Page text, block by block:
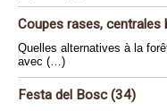
Coupes rases, centrales
Quelles alternatives à la
avec (…)
Festa del Bosc (34)